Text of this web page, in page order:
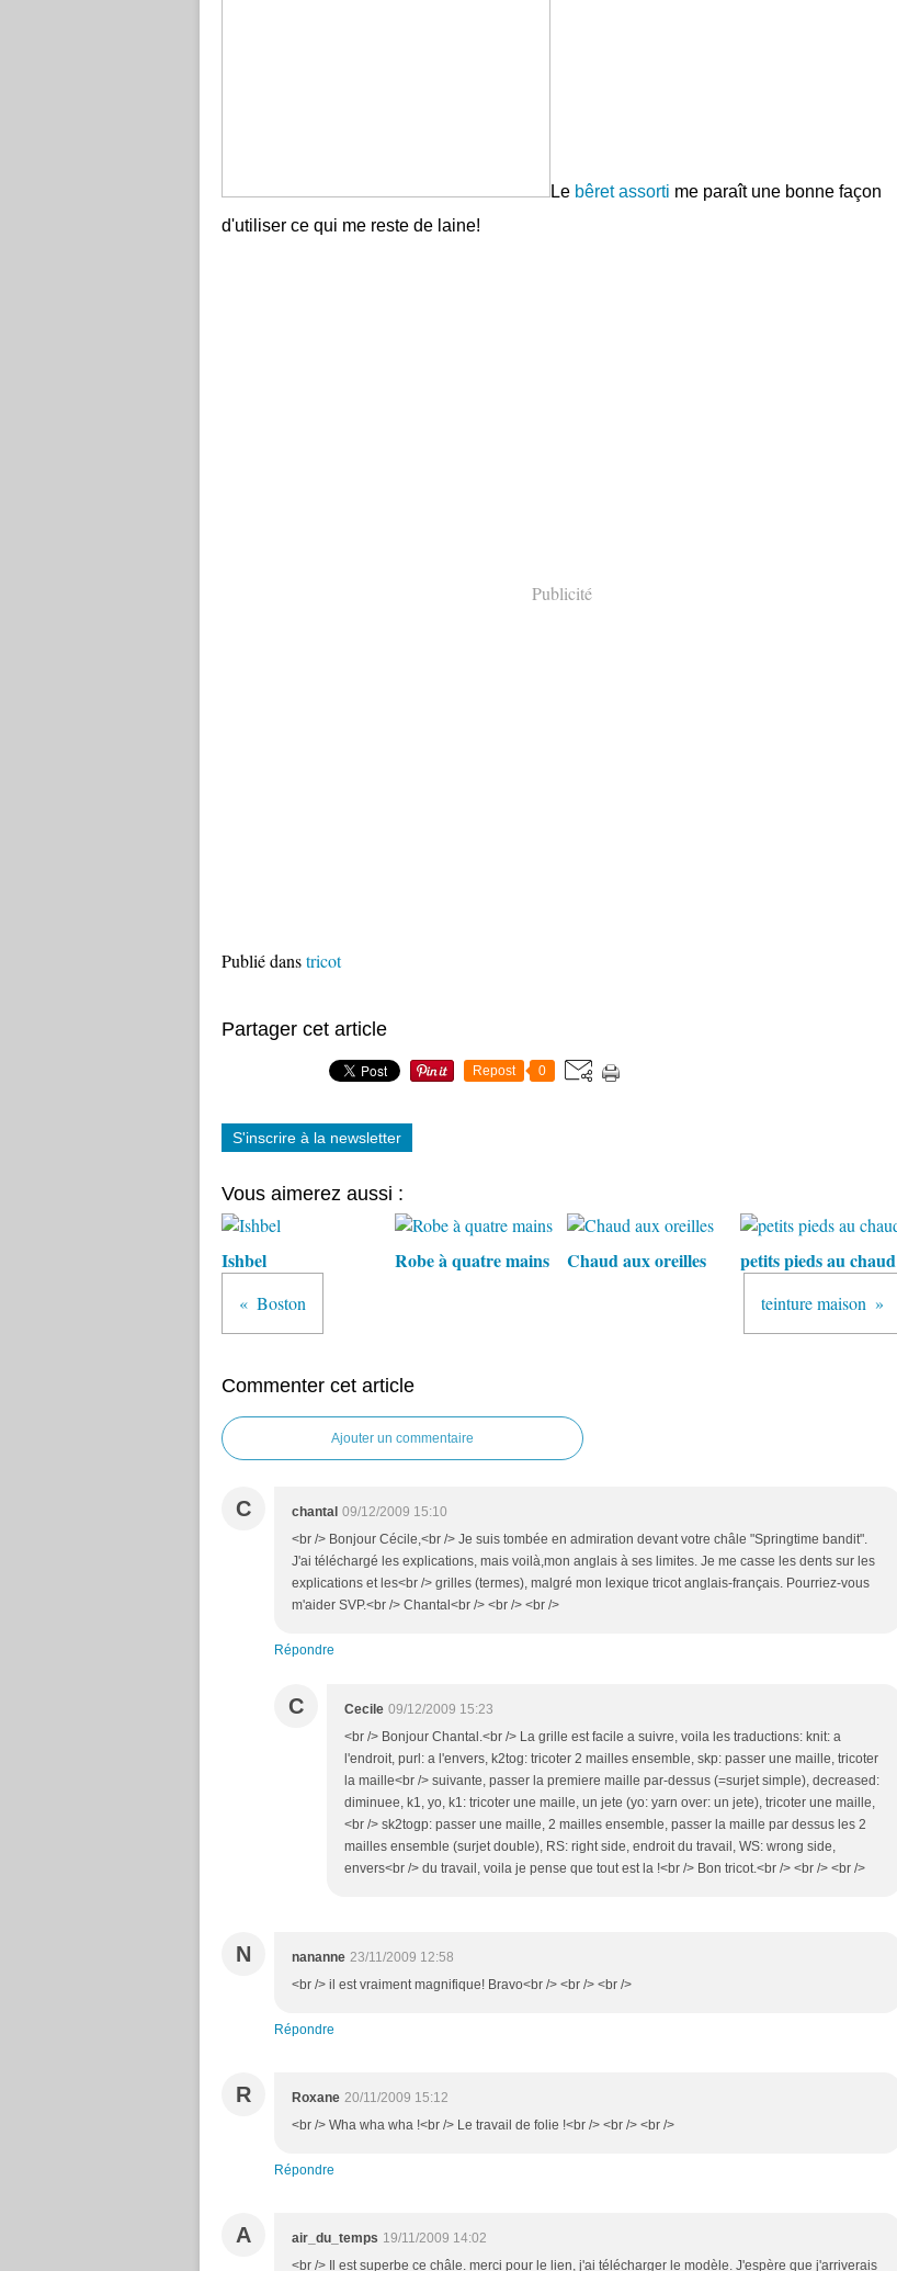
Le bêret assorti me paraît une bonne façon
d'utiliser ce qui me reste de laine!
Publicité
Publié danstricot
Partager cet article
Repost 0
S'inscrire à la newsletter
Vous aimerez aussi :
Ishbel Robe à quatre mains Chaud aux oreilles petits pieds au chaud
Boston teinture maison
Commenter cet article
Ajouter un commentaire
C chantal 09/12/2009 15:10
<br /> Bonjour Cécile,<br /> Je suis tombée en admiration devant votre châle "Springtime bandit".
J'ai téléchargé les explications, mais voilà,mon anglais à ses limites. Je me casse les dents sur les
explications et les<br /> grilles (termes), malgré mon lexique tricot anglais-français. Pourriez-vous
m'aider SVP.<br /> Chantal<br /> <br /> <br />
Répondre
C Cecile 09/12/2009 15:23
<br /> Bonjour Chantal.<br /> La grille est facile a suivre, voila les traductions: knit: a
l'endroit, purl: a l'envers, k2tog: tricoter 2 mailles ensemble, skp: passer une maille, tricoter
la maille<br /> suivante, passer la premiere maille par-dessus (=surjet simple), decreased:
diminuee, k1, yo, k1: tricoter une maille, un jete (yo: yarn over: un jete), tricoter une maille,
<br /> sk2togp: passer une maille, 2 mailles ensemble, passer la maille par dessus les 2
mailles ensemble (surjet double), RS: right side, endroit du travail, WS: wrong side,
envers<br /> du travail, voila je pense que tout est la !<br /> Bon tricot.<br /> <br /> <br />
N nananne 23/11/2009 12:58
<br /> il est vraiment magnifique! Bravo<br /> <br /> <br />
Répondre
R Roxane 20/11/2009 15:12
<br /> Wha wha wha !<br /> Le travail de folie !<br /> <br /> <br />
Répondre
A air_du_temps 19/11/2009 14:02
<br /> Il est superbe ce châle. merci pour le lien, j'ai télécharger le modèle. J'espère que j'arriverais